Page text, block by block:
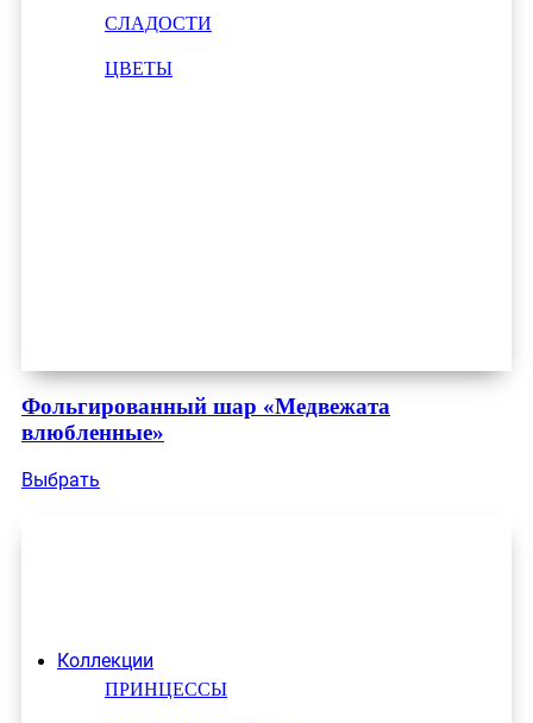
СЛАДОСТИ
ЦВЕТЫ
Коллекции
ПРИНЦЕССЫ
Фольгированный шар «Медвежата
влюбленные»
Выбрать